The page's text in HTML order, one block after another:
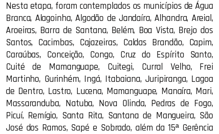
Nesta etapa, foram contemplados os municípios de Água
Branca, Alagoinha, Algodão de Jandaíra, Alhandra, Areial,
Aroeiras, Barra de Santana, Belém, Boa Vista, Brejo dos
Santos, Cacimbas, Cajazeiras, Caldas Brandão, Capim,
Caraúbas, Conceição, Congo, Cruz do Espírito Santo,
Cuité de Mamanguape, Cuitegi, Curral Velho, Frei
Martinho, Gurinhém, Ingá, Itabaiana, Juripiranga, Lagoa
de Dentro, Lastro, Lucena, Mamanguape, Manaíra, Mari,
Massaranduba, Natuba, Nova Olinda, Pedras de Fogo,
Picuí, Remígio, Santa Rita, Santana de Mangueira, São
José dos Ramos, Sapé e Sobrado, além da 15ª Gerência